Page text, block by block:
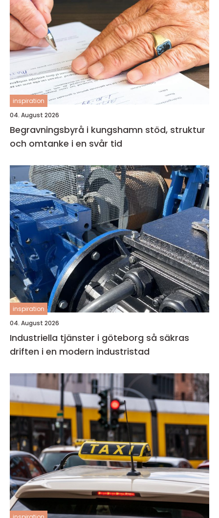
inspiration
04. August 2026
Begravningsbyrå i kungshamn stöd, struktur
och omtanke i en svår tid
inspiration
04. August 2026
Industriella tjänster i göteborg så säkras
driften i en modern industristad